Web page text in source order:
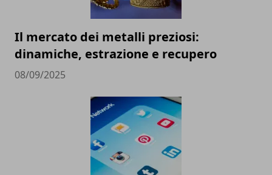
Il mercato dei metalli preziosi:
dinamiche, estrazione e recupero
08/09/2025